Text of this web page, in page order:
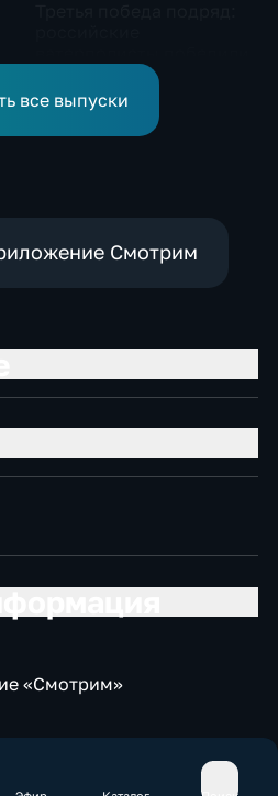
Черногорию на
юниорском чемпионате
мира
все выпуски
Смотрим
«Смотрим»